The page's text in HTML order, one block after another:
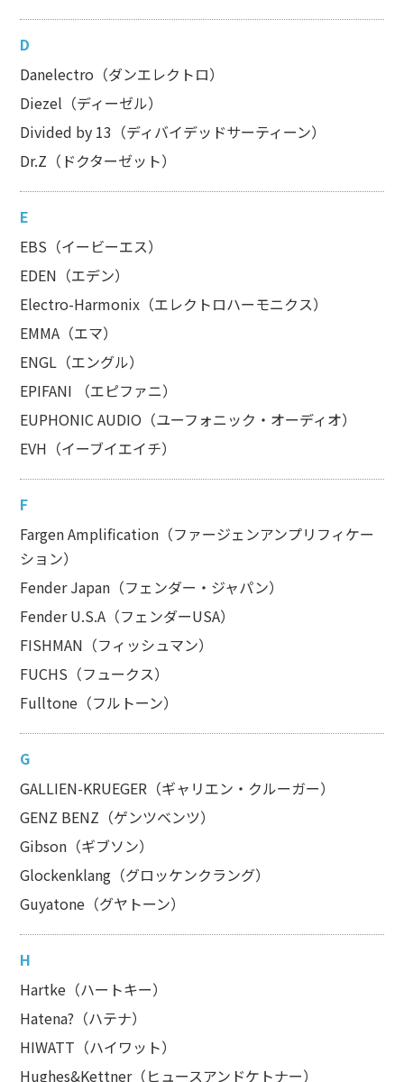
D
Danelectro（ダンエレクトロ）
Diezel（ディーゼル）
Divided by 13（ディバイデッドサーティーン）
Dr.Z（ドクターゼット）
E
EBS（イービーエス）
EDEN（エデン）
Electro-Harmonix（エレクトロハーモニクス）
EMMA（エマ）
ENGL（エングル）
EPIFANI （エピファニ）
EUPHONIC AUDIO（ユーフォニック・オーディオ）
EVH（イーブイエイチ）
F
Fargen Amplification（ファージェンアンプリフィケー
ション）
Fender Japan（フェンダー・ジャパン）
Fender U.S.A（フェンダーUSA）
FISHMAN（フィッシュマン）
FUCHS（フュークス）
Fulltone（フルトーン）
G
GALLIEN-KRUEGER（ギャリエン・クルーガー）
GENZ BENZ（ゲンツベンツ）
Gibson（ギブソン）
Glockenklang（グロッケンクラング）
Guyatone（グヤトーン）
H
Hartke（ハートキー）
Hatena?（ハテナ）
HIWATT（ハイワット）
Hughes&Kettner（ヒュースアンドケトナー）